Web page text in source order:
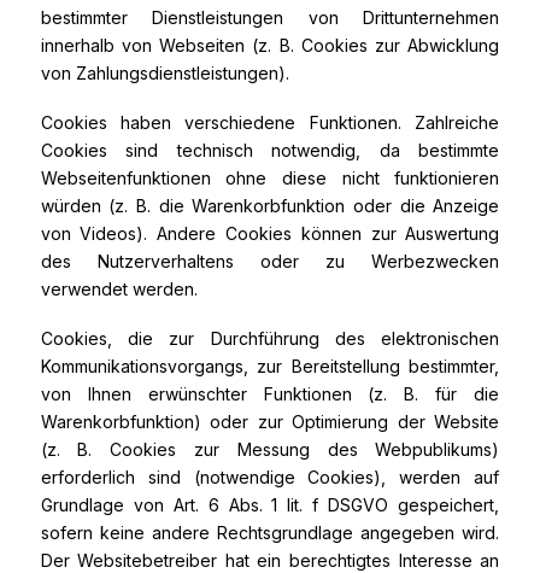
bestimmter Dienstleistungen von Drittunternehmen
innerhalb von Webseiten (z. B. Cookies zur Abwicklung
von Zahlungsdienstleistungen).
Cookies haben verschiedene Funktionen. Zahlreiche
Cookies sind technisch notwendig, da bestimmte
Webseitenfunktionen ohne diese nicht funktionieren
würden (z. B. die Warenkorbfunktion oder die Anzeige
von Videos). Andere Cookies können zur Auswertung
des Nutzerverhaltens oder zu Werbezwecken
verwendet werden.
Cookies, die zur Durchführung des elektronischen
Kommunikationsvorgangs, zur Bereitstellung bestimmter,
von Ihnen erwünschter Funktionen (z. B. für die
Warenkorbfunktion) oder zur Optimierung der Website
(z. B. Cookies zur Messung des Webpublikums)
erforderlich sind (notwendige Cookies), werden auf
Grundlage von Art. 6 Abs. 1 lit. f DSGVO gespeichert,
sofern keine andere Rechtsgrundlage angegeben wird.
Der Websitebetreiber hat ein berechtigtes Interesse an